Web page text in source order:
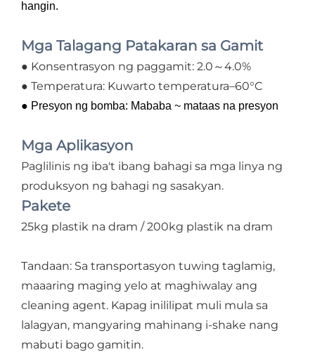
hangin.
Mga Talagang Patakaran sa Gamit
● Konsentrasyon ng paggamit: 2.0～4.0%
● Temperatura: Kuwarto temperatura–60°C
● Presyon ng bomba: Mababa ~ mataas na presyon
Mga Aplikasyon
Paglilinis ng iba't ibang bahagi sa mga linya ng
produksyon ng bahagi ng sasakyan.
Pakete
25kg plastik na dram / 200kg plastik na dram
Tandaan: Sa transportasyon tuwing taglamig,
maaaring maging yelo at maghiwalay ang
cleaning agent. Kapag inililipat muli mula sa
lalagyan, mangyaring mahinang i-shake nang
mabuti bago gamitin.